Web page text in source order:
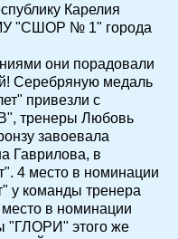
Карелия
"СШОР № 1" города
они порадовали
Серебряную медаль
привезли с
тренеры Любовь
завоевала
Гаврилова, в
4 место в номинации
у команды тренера
в номинации
"ГЛОРИ" этого же